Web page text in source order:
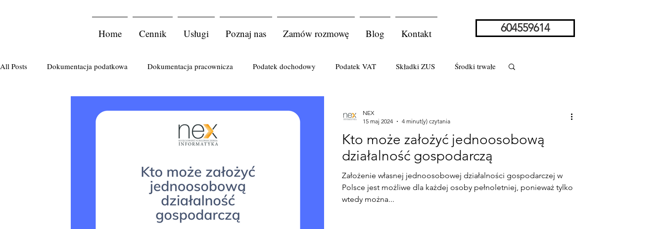
Home Cennik Usługi Poznaj nas Zamów rozmowę Blog Kontakt 604559614
All Posts Dokumentacja podatkowa Dokumentacja pracownicza Podatek dochodowy Podatek VAT Składki ZUS Środki trwałe
zakładanie firmy spółka księgi rachunkowe Podatki cudzoziemca
faktura badania lekarskie Śmierć podatnika Przedsębiorstwo w spadku
leasing operacyjny
Kto może założyć jednoosobową
działalność gospodarczą
Założenie własnej jednoosobowej działalności gospodarczej w
Polsce jest możliwe dla każdej osoby pełnoletniej, ponieważ tylko
wtedy można...
NEX
15 maj 2024
4 minut(y) czytania